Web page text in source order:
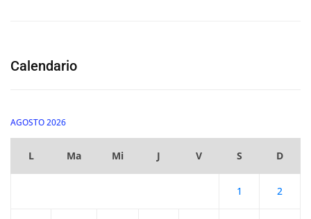
Calendario
AGOSTO 2026
L Ma Mi J V S D
1 2